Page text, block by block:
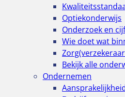
Optiekonderwijs
Onderzoek en
Wie doet wat
Bekijk alle
Ondernemen